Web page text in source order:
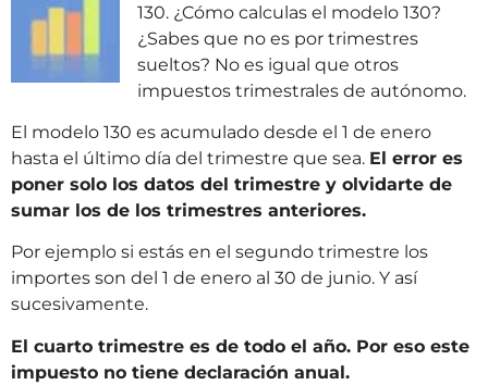
130. ¿Cómo calculas el modelo 130?
¿Sabes que no es por trimestres
sueltos? No es igual que otros
impuestos trimestrales de autónomo.
El modelo 130 es acumulado desde el 1 de enero
hasta el último día del trimestre que sea. El error es
poner solo los datos del trimestre y olvidarte de
sumar los de los trimestres anteriores.
Por ejemplo si estás en el segundo trimestre los
importes son del 1 de enero al 30 de junio. Y así
sucesivamente.
El cuarto trimestre es de todo el año. Por eso este
impuesto no tiene declaración anual.